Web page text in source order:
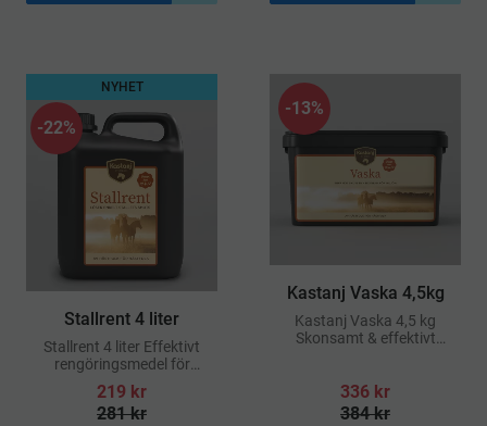
​Stallrent 4 liter
Stallrent 4 liter Effektivt
rengöringsmedel för
stallmiljöer
219 kr
281kr
22%
NYHET
​Kastanj Vaska 4,5kg
Kastanj Vaska 4,5 kg
Skonsamt & effektivt
336 kr
384kr
13%